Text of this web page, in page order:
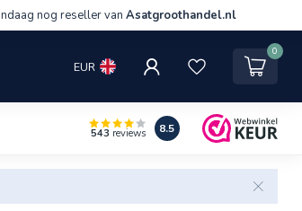
nog reseller van Asatgroothandel.nl
EUR
0
543 reviews 8.5